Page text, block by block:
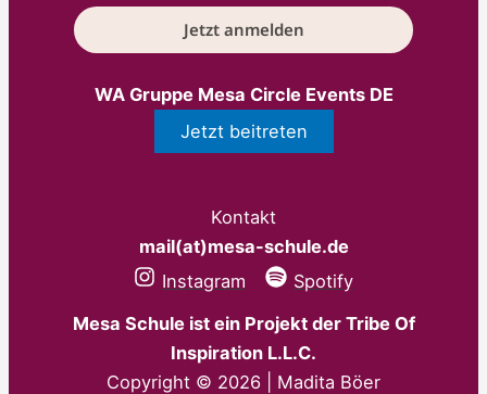
Jetzt anmelden
WA Gruppe Mesa Circle Events DE
Jetzt beitreten
Kontakt
mail(at)mesa-schule.de
Instagram
Spotify
Mesa Schule ist ein Projekt der Tribe Of
Inspiration L.L.C.
Copyright © 2026 | Madita Böer